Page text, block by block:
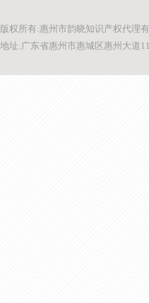
版权所有:惠州市韵晓知识产权代理
地址:广东省惠州市惠城区惠州大道